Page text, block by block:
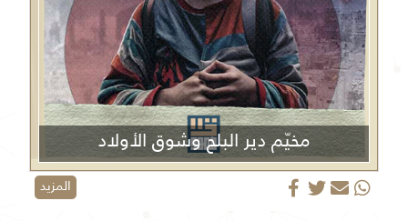
مخيّم دير البلح وشوق الأولاد
المزيد